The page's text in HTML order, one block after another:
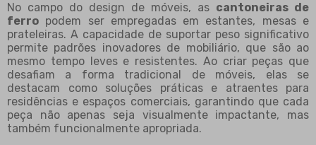
No campo do design de móveis, as cantoneiras de
ferro podem ser empregadas em estantes, mesas e
prateleiras. A capacidade de suportar peso significativo
permite padrões inovadores de mobiliário, que são ao
mesmo tempo leves e resistentes. Ao criar peças que
desafiam a forma tradicional de móveis, elas se
destacam como soluções práticas e atraentes para
residências e espaços comerciais, garantindo que cada
peça não apenas seja visualmente impactante, mas
também funcionalmente apropriada.